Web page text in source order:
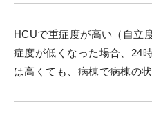
HCUで重症度が高い（自立
症度が低くなった場合、24
は高くても、病棟で病棟の